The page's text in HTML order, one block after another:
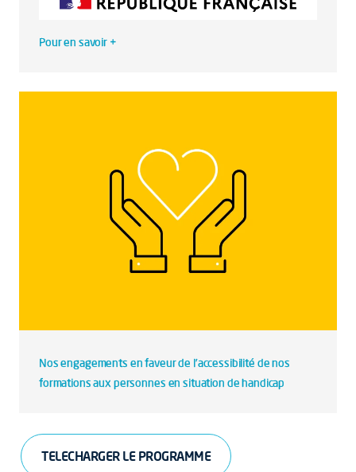
Pour en savoir +
Nos engagements en faveur de l’accessibilité de nos
formations aux personnes en situation de handicap
TELECHARGER LE PROGRAMME